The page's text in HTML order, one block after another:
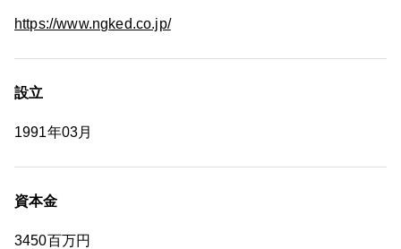
https://www.ngked.co.jp/
設立
1991年03月
資本金
3450百万円